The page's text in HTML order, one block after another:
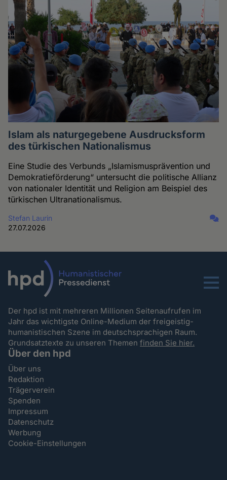
Islam als naturgegebene Ausdrucksform
des türkischen Nationalismus
Eine Studie des Verbunds „Islamismusprävention und
Demokratieförderung“ untersucht die politische Allianz
von nationaler Identität und Religion am Beispiel des
türkischen Ultranationalismus.
Stefan Laurin
27.07.2026
Menu
Der hpd ist mit mehreren Millionen Seitenaufrufen im
Jahr das wichtigste Online-Medium der freigeistig-
humanistischen Szene im deutschsprachigen Raum.
Grundsatztexte zu unseren Themenfinden Sie hier.
Über den hpd
Über uns
Redaktion
Trägerverein
Spenden
Impressum
Datenschutz
Werbung
Cookie-Einstellungen